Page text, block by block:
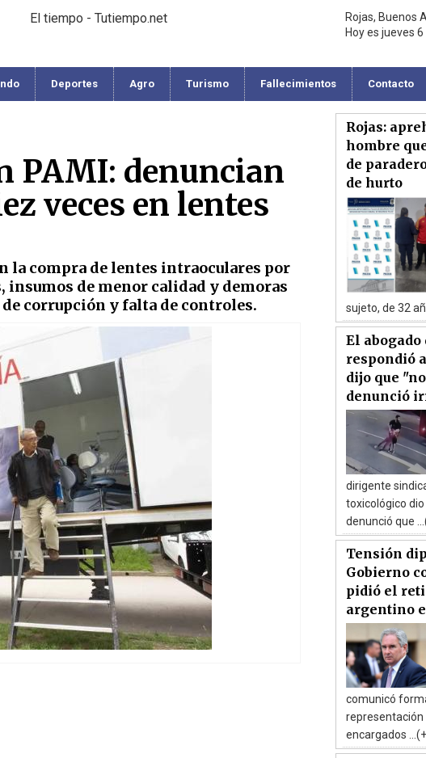
El tiempo - Tutiempo.net
Rojas, Buenos
Hoy es jueves
Deportes Agro Turismo Fallecimientos Contacto
PAMI: denuncian
veces en lentes
la compra de lentes intraoculares por
insumos de menor calidad y demoras
de corrupción y falta de controles.
Rojas:
hombre
de
de hurto
sujeto, de 32
El abogado
respondió
dijo que
denunció
dirigente
toxicológico
denunció que
Tensión
Gobierno
pidió el
argentino
comunicó
representación
encargados